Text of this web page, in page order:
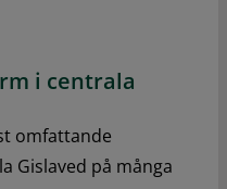
i centrala
omfattande
Gislaved på många